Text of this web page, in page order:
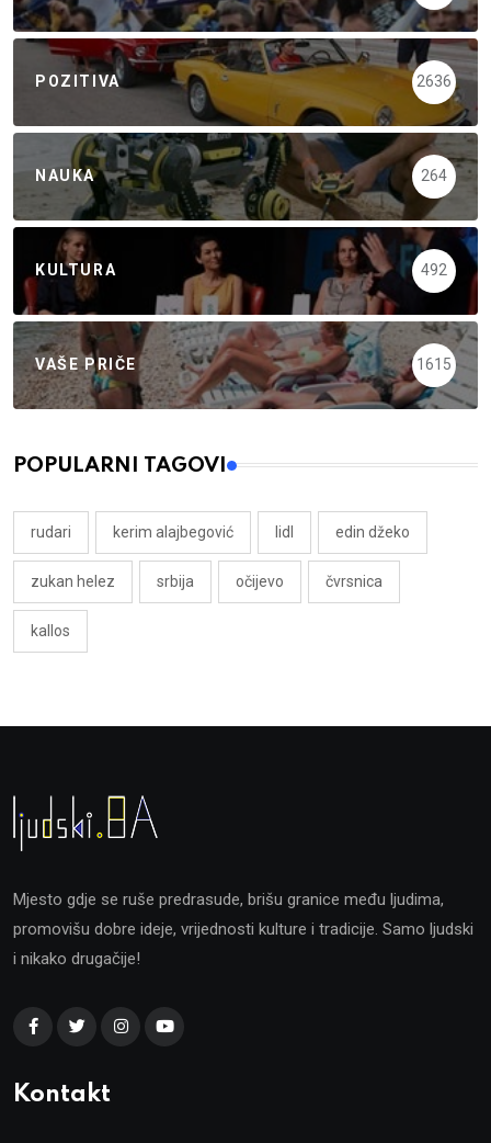
POZITIVA 2636
NAUKA 264
KULTURA 492
VAŠE PRIČE 1615
POPULARNI TAGOVI
rudari kerim alajbegović lidl edin džeko
zukan helez srbija očijevo čvrsnica
kallos
Mjesto gdje se ruše predrasude, brišu granice među ljudima,
promovišu dobre ideje, vrijednosti kulture i tradicije. Samo ljudski
i nikako drugačije!
Kontakt